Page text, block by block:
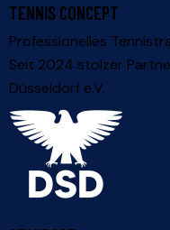
TENNIS CONCEPT
Professionelles
Seit 2024 stolzer
Düsseldorf e.V.